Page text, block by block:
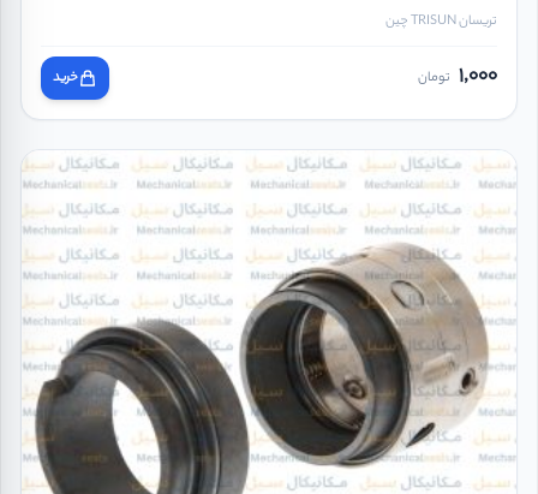
تریسان TRISUN چین
1,000 تومان خرید